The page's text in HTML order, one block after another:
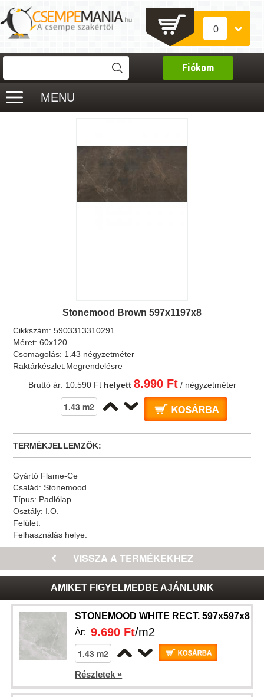
0
Fiókom
MENU
Stonemood Brown 597x1197x8
Cikkszám:5903313310291
Méret:60x120
Csomagolás: 1.43 négyzetméter
Raktárkészlet:Megrendelésre
Bruttó ár: 10.590 Ft helyett 8.990 Ft/ négyzetméter
TERMÉKJELLEMZŐK:
Gyártó Flame-Ce
Család:Stonemood
Típus: Padlólap
Osztály: I.O.
Felület:
Felhasználás helye:
AMIKET FIGYELMEDBE AJÁNLUNK
STONEMOOD WHITE RECT. 597x597x8
Ár:9.690 Ft/m2
Részletek »